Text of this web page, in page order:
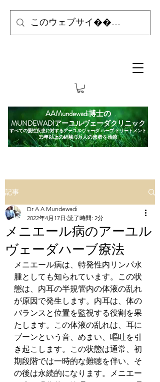
AAMundewadi博士の
MUNDEWADIアーユルヴェーダクリニック
すべての慢性疾患に対するアーユルヴェーダ ハーブ トリートメント
35年以上の経験/3万人の患者を治療
記事
メニエール病のアーユル
ヴェーダハーブ療法
Dr A A Mundewadi
2022年4月17日 読了時間: 2分
メニエール病は、特発性内リンパ水
腫としても知られています。この状
態は、内耳の半規管内の体液の乱れ
が原因で発生します。内耳は、体の
バランスと位置を監視する役割を果
たします。この体液の乱れは、耳に
ブーンという音、めまい、嘔吐を引
き起こします。この状態は通常、初
期段階では一時的な難聴を伴い、そ
の後は永続的になります。メニエー